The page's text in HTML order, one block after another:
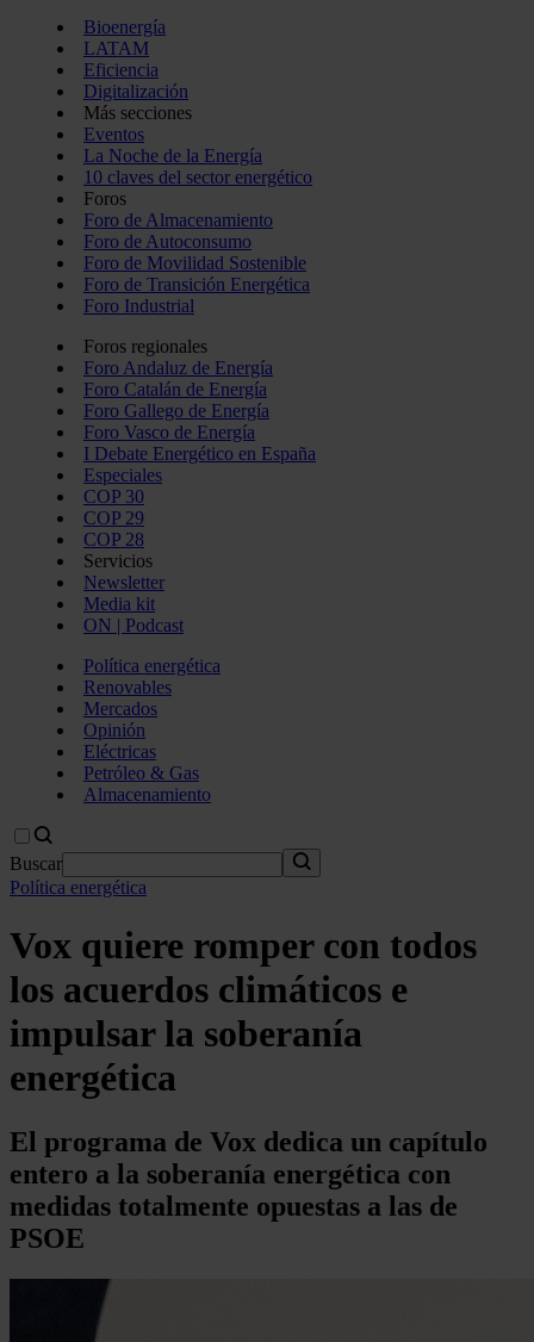
Bioenergía
LATAM
Eficiencia
Digitalización
Más secciones
Eventos
La Noche de la Energía
10 claves del sector energético
Foros
Foro de Almacenamiento
Foro de Autoconsumo
Foro de Movilidad Sostenible
Foro de Transición Energética
Foro Industrial
Foros regionales
Foro Andaluz de Energía
Foro Catalán de Energía
Foro Gallego de Energía
Foro Vasco de Energía
I Debate Energético en España
Especiales
COP 30
COP 29
COP 28
Servicios
Newsletter
Media kit
ON | Podcast
Política energética
Renovables
Mercados
Opinión
Eléctricas
Petróleo & Gas
Almacenamiento
Buscar
Política energética
Vox quiere romper con todos
los acuerdos climáticos e
impulsar la soberanía
energética
El programa de Vox dedica un capítulo
entero a la soberanía energética con
medidas totalmente opuestas a las de
PSOE